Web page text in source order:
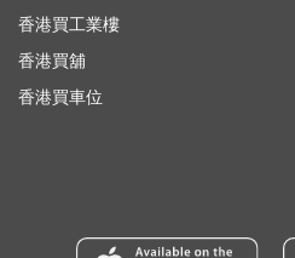
香港買工業樓
香港買舖
香港買車位